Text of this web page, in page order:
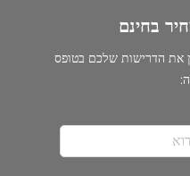
בחינם
את הדרישות שלכם בטופס